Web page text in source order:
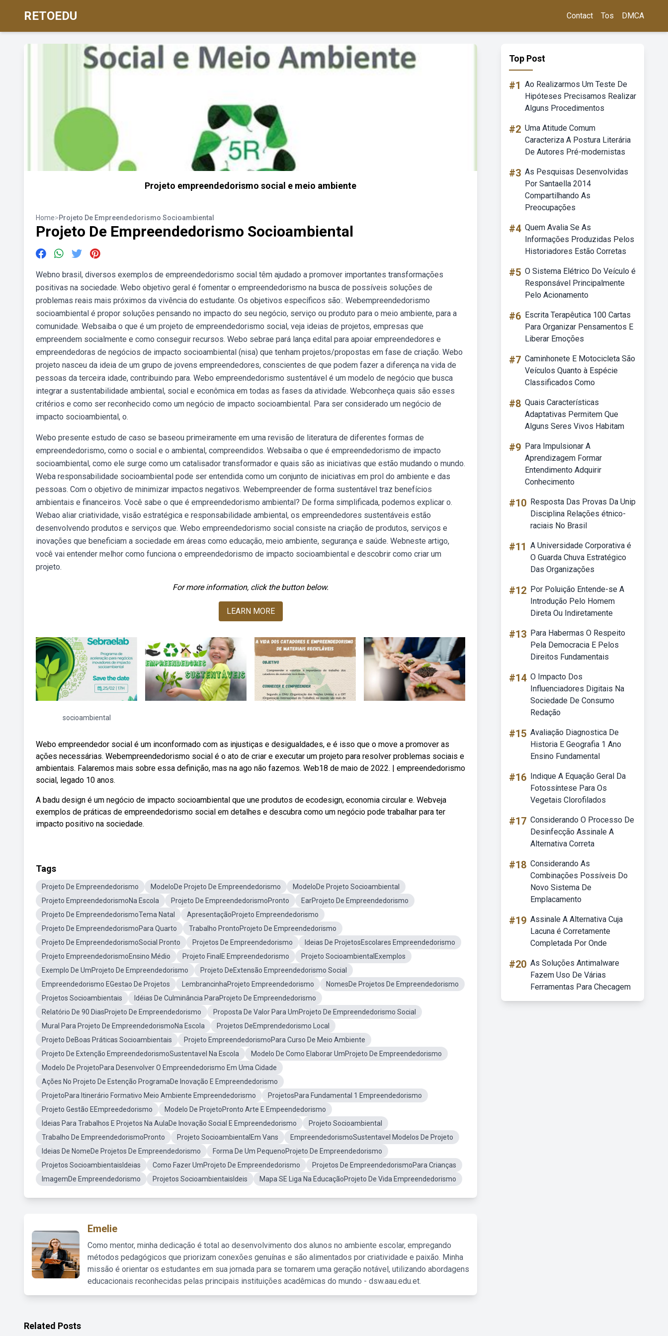
RETOEDU Contact Tos DMCA
Projeto empreendedorismo social e meio ambiente
Home>Projeto De Empreendedorismo Socioambiental
Projeto De Empreendedorismo Socioambiental
Webno brasil, diversos exemplos de empreendedorismo social têm ajudado a promover importantes transformações
positivas na sociedade. Webo objetivo geral é fomentar o empreendedorismo na busca de possíveis soluções de
problemas reais mais próximos da vivência do estudante. Os objetivos específicos são:. Webempreendedorismo
socioambiental é propor soluções pensando no impacto do seu negócio, serviço ou produto para o meio ambiente, para a
comunidade. Websaiba o que é um projeto de empreendedorismo social, veja ideias de projetos, empresas que
empreendem socialmente e como conseguir recursos. Webo sebrae pará lança edital para apoiar empreendedores e
empreendedoras de negócios de impacto socioambiental (nisa) que tenham projetos/propostas em fase de criação. Webo
projeto nasceu da ideia de um grupo de jovens empreendedores, conscientes de que podem fazer a diferença na vida de
pessoas da terceira idade, contribuindo para. Webo empreendedorismo sustentável é um modelo de negócio que busca
integrar a sustentabilidade ambiental, social e econômica em todas as fases da atividade. Webconheça quais são esses
critérios e como ser reconhecido como um negócio de impacto socioambiental. Para ser considerado um negócio de
impacto socioambiental, o.
Webo presente estudo de caso se baseou primeiramente em uma revisão de literatura de diferentes formas de
empreendedorismo, como o social e o ambiental, compreendidos. Websaiba o que é empreendedorismo de impacto
socioambiental, como ele surge como um catalisador transformador e quais são as iniciativas que estão mudando o mundo.
Weba responsabilidade socioambiental pode ser entendida como um conjunto de iniciativas em prol do ambiente e das
pessoas. Com o objetivo de minimizar impactos negativos. Webempreender de forma sustentável traz benefícios
ambientais e financeiros. Você sabe o que é empreendedorismo ambiental? De forma simplificada, podemos explicar o.
Webao aliar criatividade, visão estratégica e responsabilidade ambiental, os empreendedores sustentáveis estão
desenvolvendo produtos e serviços que. Webo empreendedorismo social consiste na criação de produtos, serviços e
inovações que beneficiam a sociedade em áreas como educação, meio ambiente, segurança e saúde. Webneste artigo,
você vai entender melhor como funciona o empreendedorismo de impacto socioambiental e descobrir como criar um
projeto.
For more information, click the button below.
LEARN MORE
socioambiental
Webo empreendedor social é um inconformado com as injustiças e desigualdades, e é isso que o move a promover as
ações necessárias. Webempreendedorismo social é o ato de criar e executar um projeto para resolver problemas sociais e
ambientais. Falaremos mais sobre essa definição, mas na ago não fazemos. Web18 de maio de 2022. | empreendedorismo
social, legado 10 anos.
A badu design é um negócio de impacto socioambiental que une produtos de ecodesign, economia circular e. Webveja
exemplos de práticas de empreendedorismo social em detalhes e descubra como um negócio pode trabalhar para ter
impacto positivo na sociedade.
Tags
Projeto De Empreendedorismo ModeloDe Projeto De Empreendedorismo
ModeloDe Projeto Socioambiental
Projeto EmpreendedorismoNa Escola
Projeto De EmpreendedorismoPronto
EarProjeto De Empreendedorismo
Projeto De EmpreendedorismoTema Natal
ApresentaçãoProjeto Empreendedorismo
Projeto De EmpreendedorismoPara Quarto
Trabalho ProntoProjeto De Empreendedorismo
Projeto De EmpreendedorismoSocial Pronto
Projetos De Empreendedorismo
Ideias De ProjetosEscolares Empreendedorismo
Projeto EmpreendedorismoEnsino Médio
Projeto FinalE Empreendedorismo
Projeto SocioambientalExemplos
Exemplo De UmProjeto De Empreendedorismo
Projeto DeExtensão Empreendedorismo Social
Empreendedorismo EGestao De Projetos
LembrancinhaProjeto Empreendedorismo
NomesDe Projetos De Empreendedorismo
Projetos Socioambientais
Idéias De Culminância ParaProjeto De Empreendedorismo
Relatório De 90 DiasProjeto De Empreendedorismo
Proposta De Valor Para UmProjeto De Empreendedorismo Social
Mural Para Projeto De EmpreendedorismoNa Escola
Projetos DeEmprendedorismo Local
Projeto DeBoas Práticas Socioambientais
Projeto EmpreendedorismoPara Curso De Meio Ambiente
Projeto De Extenção EmpreendedorismoSustentavel Na Escola
Modelo De Como Elaborar UmProjeto De Empreendedorismo
Modelo De ProjetoPara Desenvolver O Empreendedorismo Em Uma Cidade
Ações No Projeto De Estenção ProgramaDe Inovação E Empreendedorismo
ProjetoPara Itinerário Formativo Meio Ambiente Empreendedorismo
ProjetosPara Fundamental 1 Empreendedorismo
Projeto Gestão EEmpreededorismo
Modelo De ProjetoPronto Arte E Empeendedorismo
Ideias Para Trabalhos E Projetos Na AulaDe Inovação Social E Empreendedorismo
Projeto Socioambiental
Trabalho De EmpreendedorismoPronto
Projeto SocioambientalEm Vans
EmpreendedorismoSustentavel Modelos De Projeto
Ideias De NomeDe Projetos De Empreendedorismo
Forma De Um PequenoProjeto De Empreendedorismo
Projetos SocioambientaisIdeias
Como Fazer UmProjeto De Empreendedorismo
Projetos De EmpreendedorismoPara Crianças
ImagemDe Empreendedorismo
Projetos SocioambientaisIdeis Mapa SE Liga Na EducaçãoProjeto De Vida Empreendedorismo
Emelie
Como mentor, minha dedicação é total ao desenvolvimento dos alunos no ambiente escolar, empregando
métodos pedagógicos que priorizam conexões genuínas e são alimentados por criatividade e paixão. Minha
missão é orientar os estudantes em sua jornada para se tornarem uma geração notável, utilizando abordagens
educacionais reconhecidas pelas principais instituições acadêmicas do mundo - dsw.aau.edu.et.
Top Post
#1 Ao Realizarmos Um Teste De
Hipóteses Precisamos Realizar
Alguns Procedimentos
#2 Uma Atitude Comum
Caracteriza A Postura Literária
De Autores Pré-modernistas
#3 As Pesquisas Desenvolvidas
Por Santaella 2014
Compartilhando As
Preocupações
#4 Quem Avalia Se As
Informações Produzidas Pelos
Historiadores Estão Corretas
#5 O Sistema Elétrico Do Veículo é
Responsável Principalmente
Pelo Acionamento
#6 Escrita Terapêutica 100 Cartas
Para Organizar Pensamentos E
Liberar Emoções
#7 Caminhonete E Motocicleta São
Veículos Quanto à Espécie
Classificados Como
#8 Quais Características
Adaptativas Permitem Que
Alguns Seres Vivos Habitam
#9 Para Impulsionar A
Aprendizagem Formar
Entendimento Adquirir
Conhecimento
#10 Resposta Das Provas Da Unip
Disciplina Relações étnico-
raciais No Brasil
#11 A Universidade Corporativa é
O Guarda Chuva Estratégico
Das Organizações
#12 Por Poluição Entende-se A
Introdução Pelo Homem
Direta Ou Indiretamente
#13 Para Habermas O Respeito
Pela Democracia E Pelos
Direitos Fundamentais
#14 O Impacto Dos
Influenciadores Digitais Na
Sociedade De Consumo
Redação
#15 Avaliação Diagnostica De
Historia E Geografia 1 Ano
Ensino Fundamental
#16 Indique A Equação Geral Da
Fotossíntese Para Os
Vegetais Clorofilados
#17 Considerando O Processo De
Desinfecção Assinale A
Alternativa Correta
#18 Considerando As
Combinações Possíveis Do
Novo Sistema De
Emplacamento
#19 Assinale A Alternativa Cuja
Lacuna é Corretamente
Completada Por Onde
#20 As Soluções Antimalware
Fazem Uso De Várias
Ferramentas Para Checagem
Related Posts